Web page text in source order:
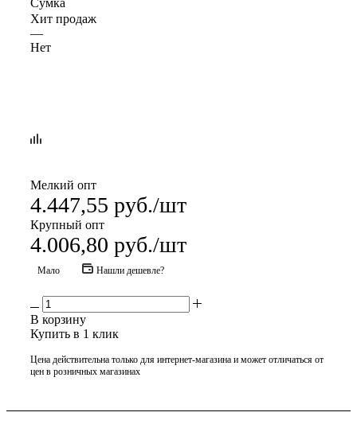
Сумка
Хит продаж
—
Нет
Мелкий опт
4.447,55 руб./шт
Крупный опт
4.006,80 руб./шт
Мало Нашли дешевле?
В корзину
Купить в 1 клик
Цена действительна только для интернет-магазина и может отличаться от
цен в розничных магазинах